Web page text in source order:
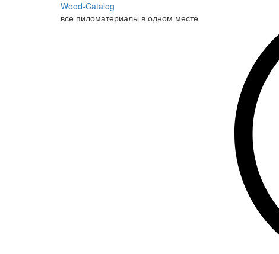
Wood-Catalog
все пиломатериалы в одном месте